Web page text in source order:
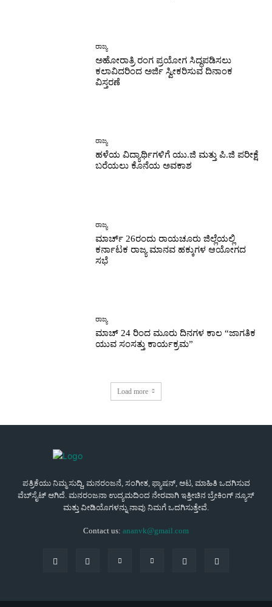
ರಾಜ್ಯ
ಅಹೋರಾತ್ರಿ ರಂಗ ಪ್ರಯೋಗ ಸಿದ್ಧಪಡಿಸಲು
ಕಲಾವಿದರಿಂದ ಅರ್ಜಿ ಸ್ವೀಕರಿಸುವ ದಿನಾಂಕ
ವಿಸ್ತರಣೆ
ರಾಜ್ಯ
ಹಳೆಯ ವಿದ್ಯಾರ್ಥಿಗಳಿಗೆ ಯು.ಜಿ ಮತ್ತು ಪಿ.ಜಿ ಪರೀಕ್ಷೆ
ಬರೆಯಲು ಕೊನೆಯ ಅವಕಾಶ
ರಾಜ್ಯ
ಮಾರ್ಚ್ 26ರಂದು ರಾಯಚೂರು ಜಿಲ್ಲೆಯಲ್ಲಿ
ಕರ್ನಾಟಕ ರಾಜ್ಯ ಮಾನವ ಹಕ್ಕುಗಳ ಆಯೋಗದ
ಸಭೆ
ರಾಜ್ಯ
ಮಾಚ್ 24 ರಿಂದ ಮೂರು ದಿನಗಳ ಕಾಲ “ಜಾಗತಿಕ
ಯುವ ಸಂಸತ್ತು ಕಾರ್ಯಕ್ರಮ”
Load more
ಪತ್ರಿಕೆಯು ನಿಮ್ಮ ಸುದ್ದಿ, ಮನರಂಜನೆ, ಸಂಗೀತ, ಫ್ಯಾಷನ್, ಆಟ, ಮಾಹಿತಿ ಒದಗಿಸುವ
ವೆಬ್‌ಸೈಟ್ ಆಗಿದೆ. ಮನರಂಜನಾ ಉದ್ಯಮದಿಂದ ನೇರವಾಗಿ ಇತ್ತೀಚಿನ ಬ್ರೇಕಿಂಗ್ ನ್ಯೂಸ್
ಮತ್ತು ವೀಡಿಯೊಗಳನ್ನು ನಾವು ನಿಮಗೆ ಒದಗಿಸುತ್ತೇವೆ.
Contact us: ananvk@gmail.com